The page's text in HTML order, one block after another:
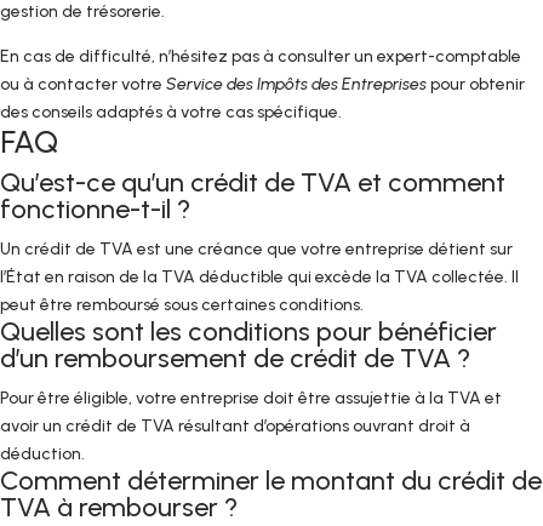
gestion de trésorerie.
En cas de difficulté, n’hésitez pas à consulter un expert-comptable
ou à contacter votre Service des Impôts des Entreprisespour obtenir
des conseils adaptés à votre cas spécifique.
FAQ
Qu’est-ce qu’un crédit de TVA et comment
fonctionne-t-il ?
Un crédit de TVA est une créance que votre entreprise détient sur
l’État en raison de la TVA déductible qui excède la TVA collectée. Il
peut être remboursé sous certaines conditions.
Quelles sont les conditions pour bénéficier
d’un remboursement de crédit de TVA ?
Pour être éligible, votre entreprise doit être assujettie à la TVA et
avoir un crédit de TVA résultant d’opérations ouvrant droit à
déduction.
Comment déterminer le montant du crédit de
TVA à rembourser ?